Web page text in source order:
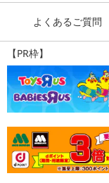
よくあるご質問
【PR枠】